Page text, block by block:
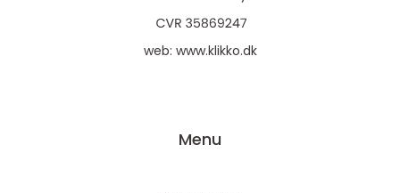
web: www.klikko.dk
Menu